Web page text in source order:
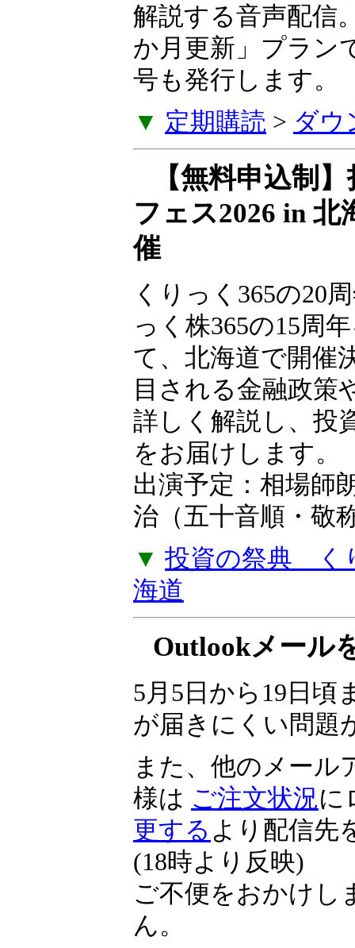
柄分析に定評のあ
生氏が、いま注目
などを毎月解説す
に発売。「6か月
に特別レター号も
定期購読>ダウ
【無料申込制
フェス2026 in
催
くりっく365の20
っく株365の15周
て、北海道で開催
目される金融政策
詳しく解説し、投
をお届けします。
出演予定：相場師
治（五十音順・敬
▼ 投資の祭典 く
海道
Outlookメール
5月5日から19日頃
が届きにくい問題
また、他のメール
様はご注文状況
更するより配信先
(18時より反映)